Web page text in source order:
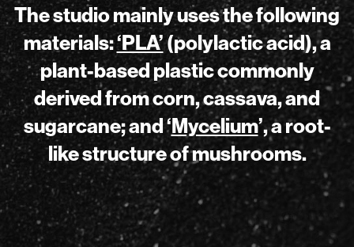
The studio mainly uses the following
materials:‘PLA’(polylactic acid), a
plant-based plastic commonly
derived from corn, cassava, and
sugarcane; and ‘Mycelium’, a root-
like structure of mushrooms.